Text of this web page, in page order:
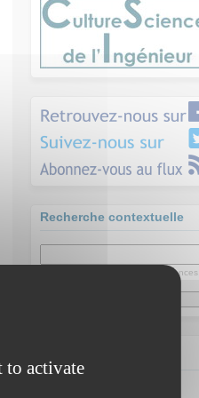
Recherche contextuelle
dans les publications Culture Sciences
to activate